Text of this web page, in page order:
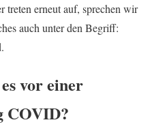
treten erneut auf, sprechen wir
auch unter den Begriff:
vor einer
COVID?